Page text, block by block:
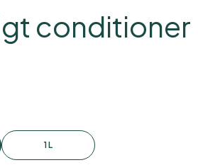
conditioner
1 L